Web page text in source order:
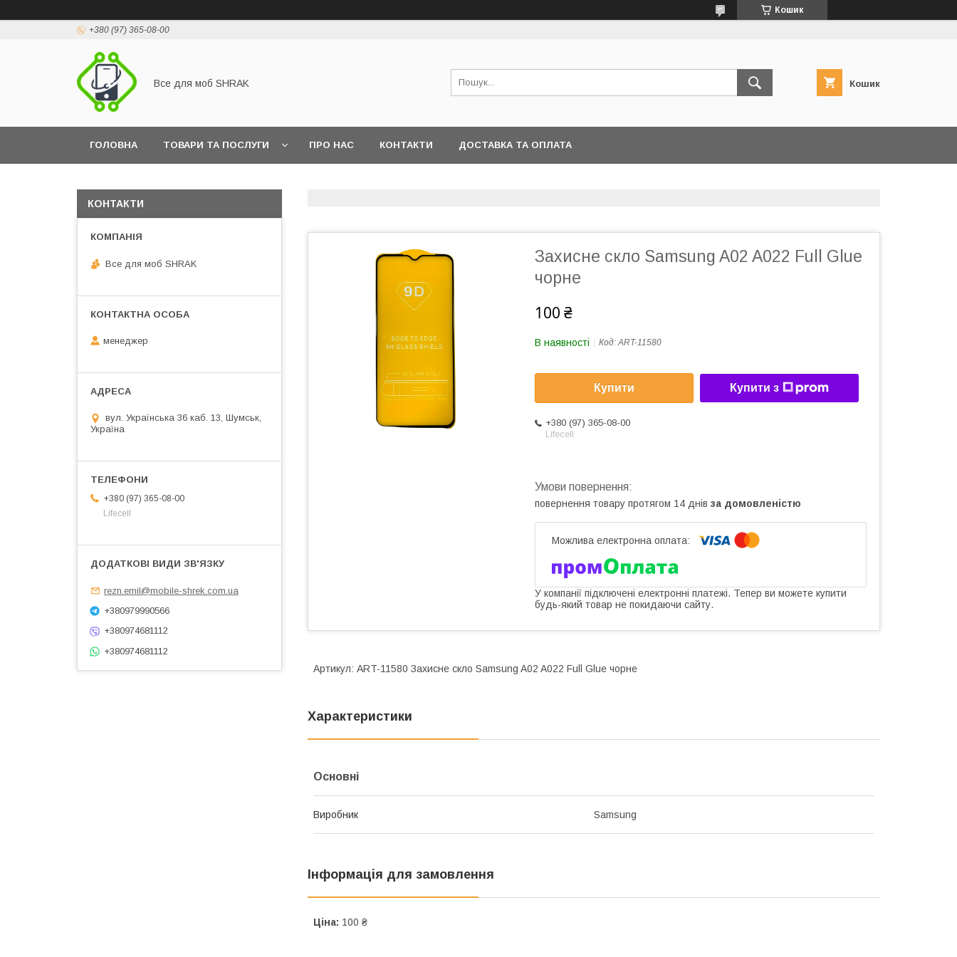
Кошик
+380 (97) 365-08-00
Все для моб SHRAK Кошик
ГОЛОВНА ТОВАРИ ТА ПОСЛУГИ ПРО НАС КОНТАКТИ ДОСТАВКА ТА ОПЛАТА
Захисне скло Samsung A02 A022 Full Glue
чорне
100 ₴
В наявності Код:ART-11580
Купити Купити з
+380 (97) 365-08-00
Lifecell
повернення товару протягом 14 днів за домовленістю
У компанії підключені електронні платежі. Тепер ви можете купити
будь-який товар не покидаючи сайту.
Артикул: ART-11580 Захисне скло Samsung A02 A022 Full Glue чорне
Характеристики
Основні
Виробник Samsung
Інформація для замовлення
Ціна: 100 ₴
КОНТАКТИ
Все для моб SHRAK
менеджер
вул. Українська 36 каб. 13, Шумськ,
Україна
+380 (97) 365-08-00
Lifecell
rezn.emil@mobile-shrek.com.ua
+380979990566
+380974681112
+380974681112